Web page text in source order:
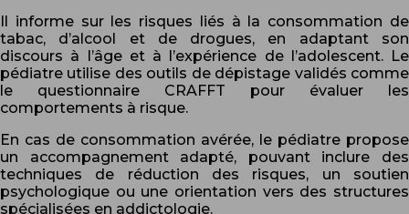
Il informe sur les risques liés à la consommation de
tabac, d’alcool et de drogues, en adaptant son
discours à l’âge et à l’expérience de l’adolescent. Le
pédiatre utilise des outils de dépistage validés comme
le questionnaire CRAFFT pour évaluer les
comportements à risque.
En cas de consommation avérée, le pédiatre propose
un accompagnement adapté, pouvant inclure des
techniques de réduction des risques, un soutien
psychologique ou une orientation vers des structures
spécialisées en addictologie.